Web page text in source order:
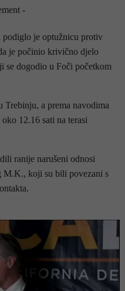
-
je optužnicu protiv
je počinio krivično djelo
se dogodio u Foči početkom
a prema navodima
12.16 sati na terasi
ranije narušeni odnosi
M.K., koji su bili povezani s